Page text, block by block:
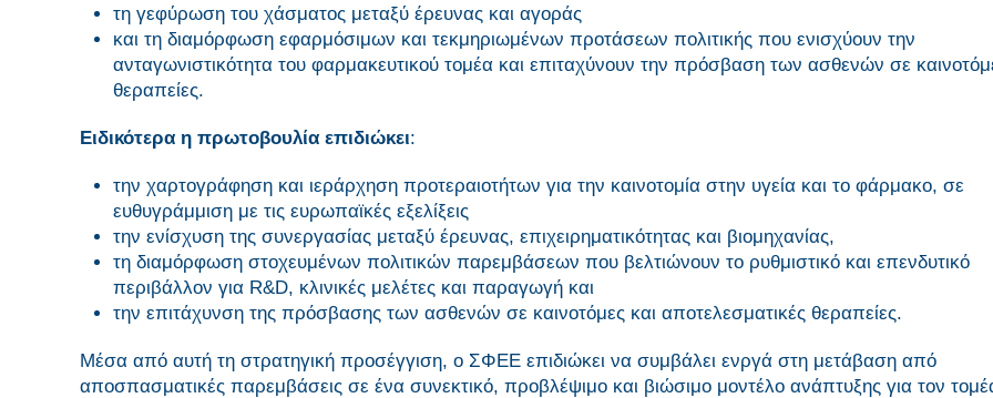
τη γεφύρωση του χάσματος μεταξύ έρευνας και αγοράς
και τη διαμόρφωση εφαρμόσιμων και τεκμηριωμένων προτάσεων πολιτικής που ενισχύουν την
ανταγωνιστικότητα του φαρμακευτικού τομέα και επιταχύνουν την πρόσβαση των ασθενών σε
θεραπείες.
Ειδικότερα η πρωτοβουλία επιδιώκει:
την χαρτογράφηση και ιεράρχηση προτεραιοτήτων για την καινοτομία στην υγεία και το φάρμακο, σε
ευθυγράμμιση με τις ευρωπαϊκές εξελίξεις
την ενίσχυση της συνεργασίας μεταξύ έρευνας, επιχειρηματικότητας και βιομηχανίας,
τη διαμόρφωση στοχευμένων πολιτικών παρεμβάσεων που βελτιώνουν το ρυθμιστικό και επενδυτικό
περιβάλλον για R&D, κλινικές μελέτες και παραγωγή και
την επιτάχυνση της πρόσβασης των ασθενών σε καινοτόμες και αποτελεσματικές θεραπείες.
Μέσα από αυτή τη στρατηγική προσέγγιση, ο ΣΦΕΕ επιδιώκει να συμβάλει ενργά στη μετάβαση από
αποσπασματικές παρεμβάσεις σε ένα συνεκτικό, προβλέψιμο και βιώσιμο μοντέλο ανάπτυξης για τον